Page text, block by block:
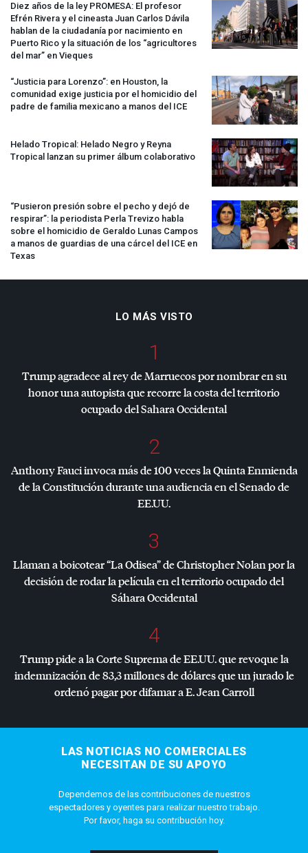
Diez años de la ley PROMESA: El profesor
Efrén Rivera y el cineasta Juan Carlos Dávila
hablan de la ciudadanía por nacimiento en
Puerto Rico y la situación de los “agricultores
del mar” en Vieques
“Justicia para Lorenzo”: en Houston, la
comunidad exige justicia por el homicidio del
padre de familia mexicano a manos del ICE
Helado Tropical: Helado Negro y Reyna
Tropical lanzan su primer álbum colaborativo
“Pusieron presión sobre el pecho y dejó de
respirar”: la periodista Perla Trevizo habla
sobre el homicidio de Geraldo Lunas Campos
a manos de guardias de una cárcel del ICE en
Texas
LO MÁS VISTO
1
Trump agradece al rey de Marruecos por nombrar en su
honor una autopista que recorre la costa del territorio
ocupado del Sahara Occidental
2
Anthony Fauci invoca más de 100 veces la Quinta Enmienda
de la Constitución durante una audiencia en el Senado de
EE.UU.
3
Llaman a boicotear “La Odisea” de Christopher Nolan por la
decisión de rodar la película en el territorio ocupado del
Sáhara Occidental
4
Trump pide a la Corte Suprema de EE.UU. que revoque la
indemnización de 83,3 millones de dólares que un jurado le
ordenó pagar por difamar a E. Jean Carroll
LAS NOTICIAS NO COMERCIALES
NECESITAN DE SU APOYO
Dependemos de las contribuciones de nuestros
espectadores y oyentes para realizar nuestro trabajo.
Por favor, haga su contribución hoy.